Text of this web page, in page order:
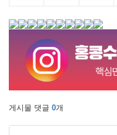
게시물 댓글 0개